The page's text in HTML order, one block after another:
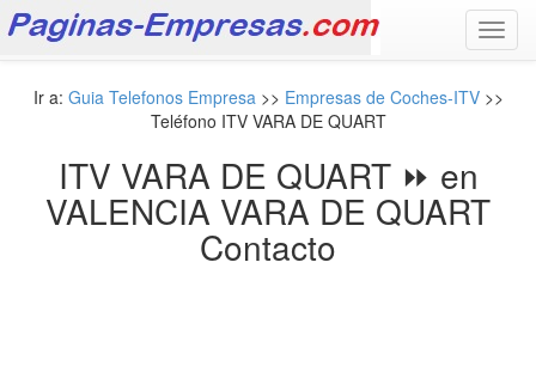
Ir a: Guia Telefonos Empresa>> Empresas de Coches-ITV>>
Teléfono ITV VARA DE QUART
ITV VARA DE QUART ⏩ en
VALENCIA VARA DE QUART
Contacto